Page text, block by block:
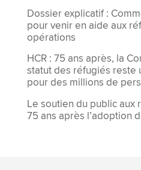
Dossier explicatif :
pour venir en aide aux
opérations
HCR : 75 ans après, la
statut des réfugiés reste
pour des millions de
Le soutien du public aux
75 ans après l’adoption